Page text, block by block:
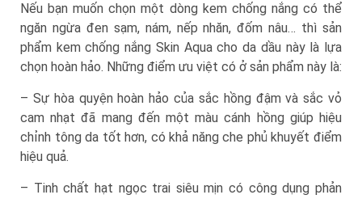
Nếu bạn muốn chọn một dòng kem chống nắng có thể
ngăn ngừa đen sạm, nám, nếp nhăn, đốm nâu… thì sản
phẩm kem chống nắng Skin Aqua cho da dầu này là lựa
chọn hoàn hảo. Những điểm ưu việt có ở sản phẩm này là:
– Sự hòa quyện hoàn hảo của sắc hồng đậm và sắc vỏ
cam nhạt đã mang đến một màu cánh hồng giúp hiệu
chỉnh tông da tốt hơn, có khả năng che phủ khuyết điểm
hiệu quả.
– Tinh chất hạt ngọc trai siêu mịn có công dụng phản